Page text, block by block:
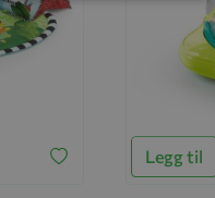
Legg til